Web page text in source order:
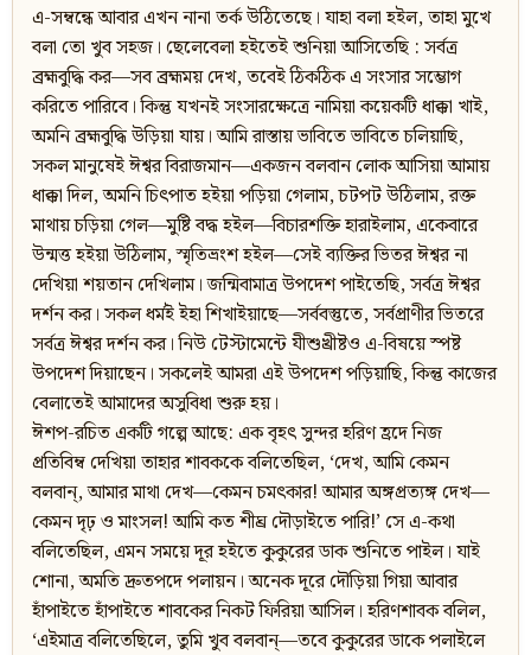
এ-সম্বন্ধে আবার এখন নানা তর্ক উঠিতেছে। যাহা বলা হইল, তাহা মুখে
বলা তো খুব সহজ। ছেলেবেলা হইতেই শুনিয়া আসিতেছি : সর্বত্র
ব্রহ্মবুদ্ধি কর—সব ব্রহ্মময় দেখ, তবেই ঠিকঠিক এ সংসার সম্ভোগ
করিতে পারিবে। কিন্তু যখনই সংসারক্ষেত্রে নামিয়া কয়েকটি ধাক্কা খাই,
অমনি ব্রহ্মবুদ্ধি উড়িয়া যায়। আমি রাস্তায় ভাবিতে ভাবিতে চলিয়াছি,
সকল মানুষেই ঈশ্বর বিরাজমান—একজন বলবান লোক আসিয়া আমায়
ধাক্কা দিল, অমনি চিৎপাত হইয়া পড়িয়া গেলাম, চটপট উঠিলাম, রক্ত
মাথায় চড়িয়া গেল—মুষ্টি বদ্ধ হইল—বিচারশক্তি হারাইলাম, একেবারে
উন্মত্ত হইয়া উঠিলাম, স্মৃতিভ্রংশ হইল—সেই ব্যক্তির ভিতর ঈশ্বর না
দেখিয়া শয়তান দেখিলাম। জন্মিবামাত্র উপদেশ পাইতেছি, সর্বত্র ঈশ্বর
দর্শন কর। সকল ধর্মই ইহা শিখাইয়াছে—সর্ববস্তুতে, সর্বপ্রাণীর ভিতরে
সর্বত্র ঈশ্বর দর্শন কর। নিউ টেস্টামেন্টে যীশুখ্রীষ্টও এ-বিষয়ে স্পষ্ট
উপদেশ দিয়াছেন। সকলেই আমরা এই উপদেশ পড়িয়াছি, কিন্তু কাজের
বেলাতেই আমাদের অসুবিধা শুরু হয়।
ঈশপ-রচিত একটি গল্পে আছে: এক বৃহৎ সুন্দর হরিণ হ্রদে নিজ
প্রতিবিম্ব দেখিয়া তাহার শাবককে বলিতেছিল, ‘দেখ, আমি কেমন
বলবান‍্, আমার মাথা দেখ—কেমন চমৎকার! আমার অঙ্গপ্রত্যঙ্গ দেখ—
কেমন দৃঢ় ও মাংসল! আমি কত শীঘ্র দৌড়াইতে পারি!’ সে এ-কথা
বলিতেছিল, এমন সময়ে দূর হইতে কুকুরের ডাক শুনিতে পাইল। যাই
শোনা, অমতি দ্রুতপদে পলায়ন। অনেক দূরে দৌড়িয়া গিয়া আবার
হাঁপাইতে হাঁপাইতে শাবকের নিকট ফিরিয়া আসিল। হরিণশাবক বলিল,
‘এইমাত্র বলিতেছিলে, তুমি খুব বলবান‍্—তবে কুকুরের ডাকে পলাইলে